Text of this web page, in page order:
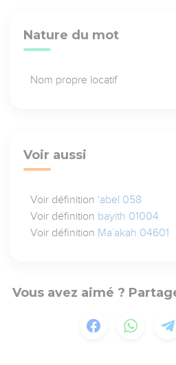
Nature du mot
Nom propre locatif
Voir aussi
Voir définition 'abel 058
Voir définition bayith 01004
Voir définition Ma`akah 04601
Vous avez aimé ?